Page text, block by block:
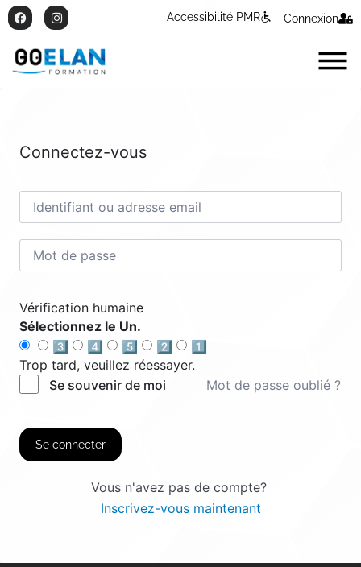
Accessibilité PMR Connexion
Connectez-vous
Vérification humaine
Sélectionnez le Un.
3️⃣
4️⃣ 5️⃣ 2️⃣
1️⃣
Trop tard, veuillez réessayer.
Se souvenir de moi
Mot de passe oublié ?
Se connecter
Vous n'avez pas de compte?
Inscrivez-vous maintenant